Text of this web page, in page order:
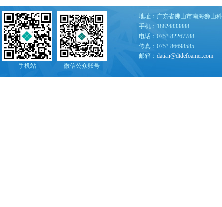
手机站 微信公众账号
地址：广东省佛山市南海狮山
手机：18824833888
电话：0757-82267788
传真：0757-86698585
邮箱： datian@dtdefoamer.com